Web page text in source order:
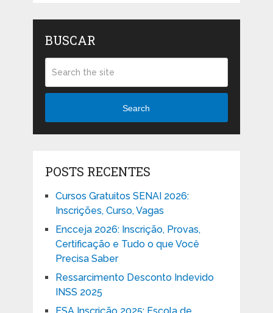
BUSCAR
Search
POSTS RECENTES
Cursos Gratuitos SENAI 2026:
Inscrições, Curso, Vagas
Encceja 2026: Inscrição, Provas,
Certificação e Tudo o que Você
Precisa Saber
Ressarcimento Desconto Indevido
INSS 2025